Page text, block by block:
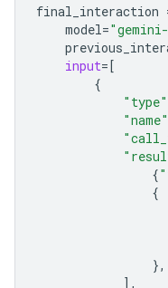
final_interaction
model=
input= [
{
"type"
"name"
{
{
},
],